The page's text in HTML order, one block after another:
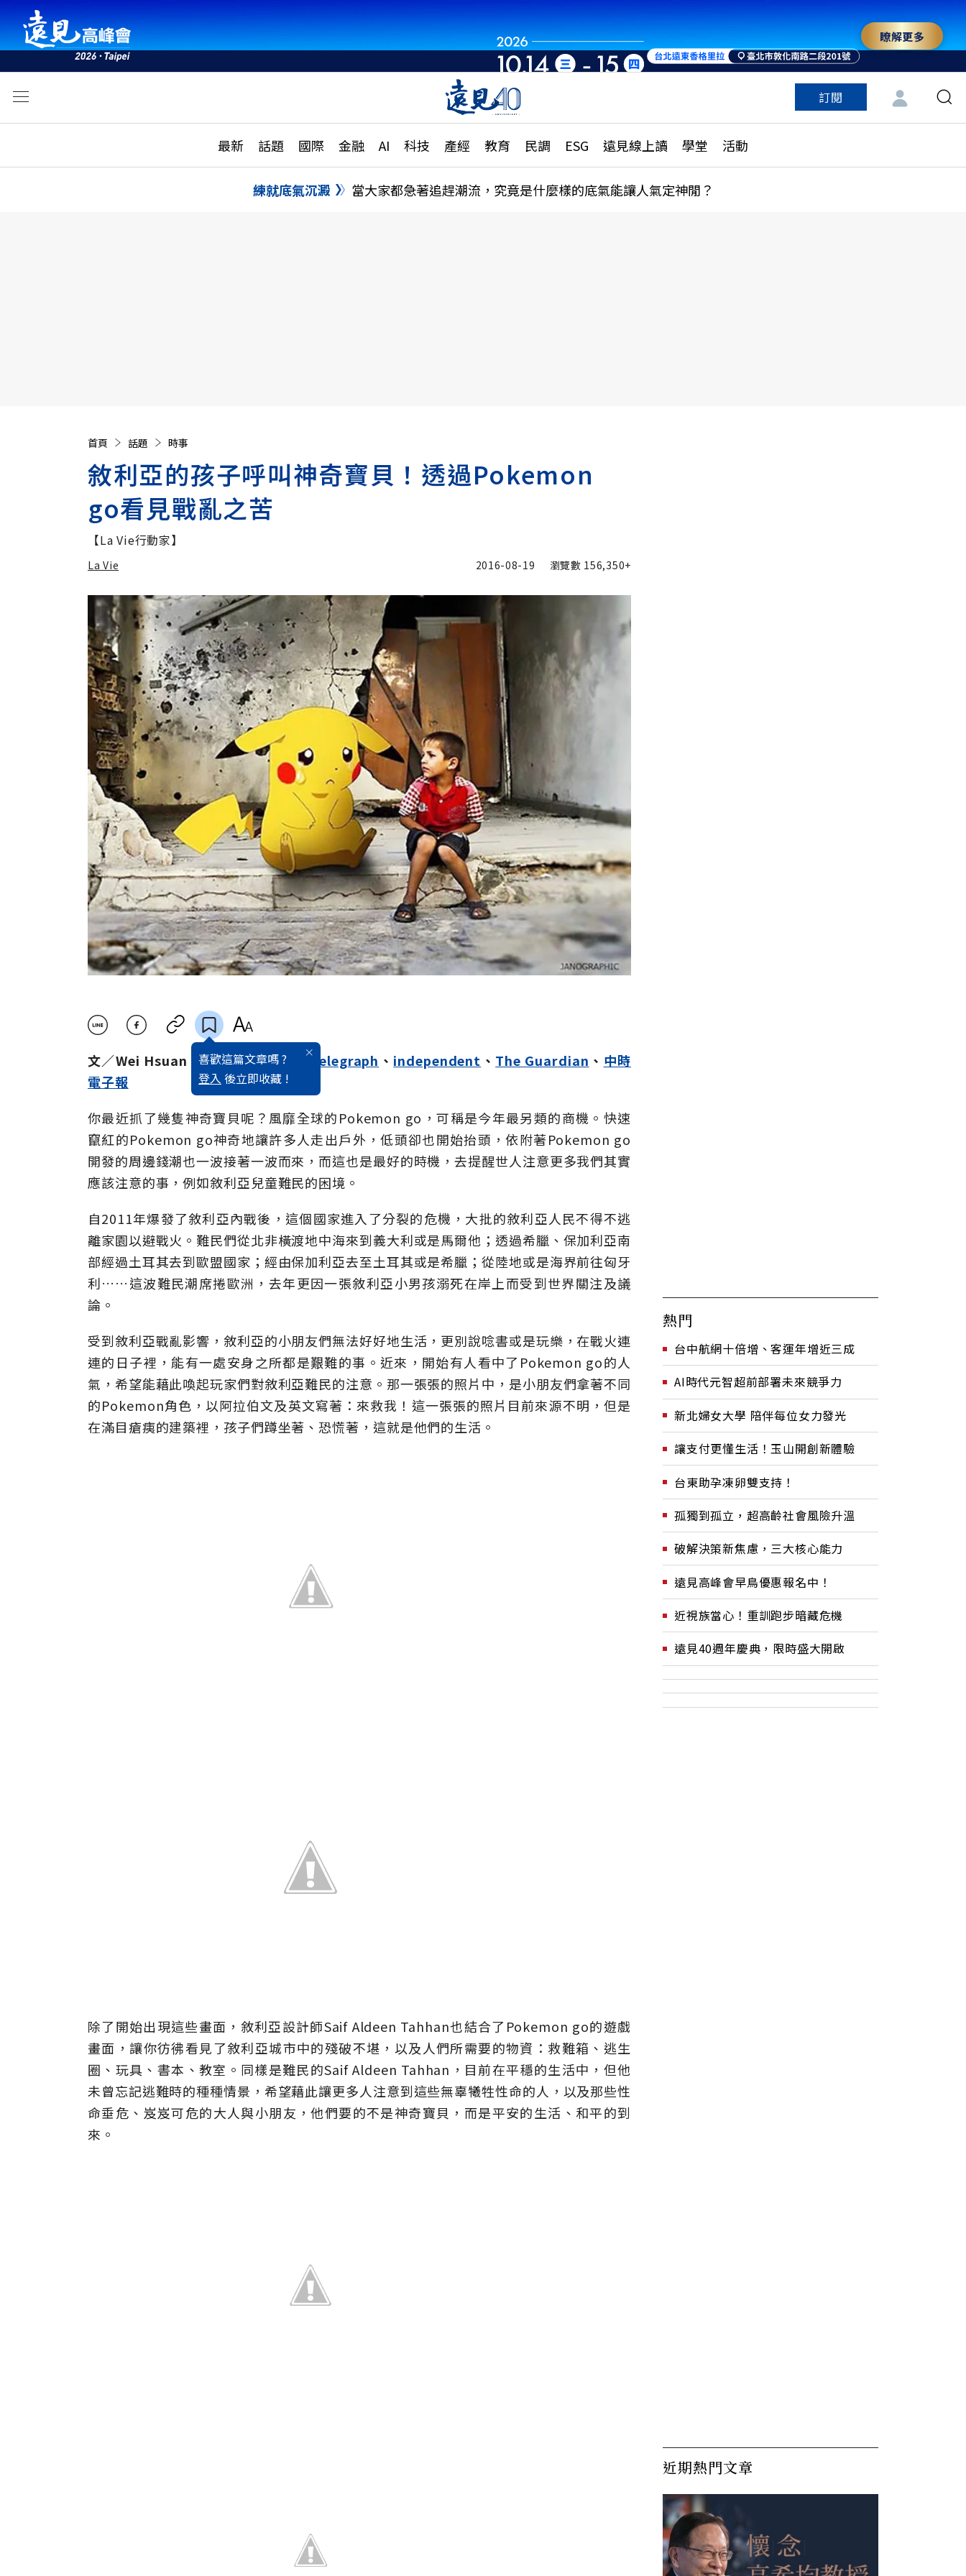
瞭解更多
訂閱
最新 話題 國際 金融 AI 科技 產經 教育 民調 ESG 遠見線上讀 學堂 活動
活動
話題
國際
特輯
大學升學、職涯攻略
縣市施政調查全解析
民調
更多訂閱方案
特色頻道
練就底氣沉澱 當大家都急著追趕潮流，究竟是什麼樣的底氣能讓人氣定神閒？
首頁 話題 時事
敘利亞的孩子呼叫神奇寶貝！透過Pokemon
go看見戰亂之苦
【La Vie行動家】
La Vie
La Vie 加入追蹤
2016-08-19 瀏覽數 156,350+
喜歡這篇文章嗎 ?
登入 後立即收藏 !
文／Wei Hsuan Hsu；via／CNN 、Telegraph 、 independent 、 The Guardian 、 中時
電子報
你最近抓了幾隻神奇寶貝呢？風靡全球的Pokemon go，可稱是今年最另類的商機。快速
竄紅的Pokemon go神奇地讓許多人走出戶外，低頭卻也開始抬頭，依附著Pokemon go
開發的周邊錢潮也一波接著一波而來，而這也是最好的時機，去提醒世人注意更多我們其實
應該注意的事，例如敘利亞兒童難民的困境。
自2011年爆發了敘利亞內戰後，這個國家進入了分裂的危機，大批的敘利亞人民不得不逃
離家園以避戰火。難民們從北非橫渡地中海來到義大利或是馬爾他；透過希臘、保加利亞南
部經過土耳其去到歐盟國家；經由保加利亞去至土耳其或是希臘；從陸地或是海界前往匈牙
利……這波難民潮席捲歐洲，去年更因一張敘利亞小男孩溺死在岸上而受到世界關注及議
論。
受到敘利亞戰亂影響，敘利亞的小朋友們無法好好地生活，更別說唸書或是玩樂，在戰火連
連的日子裡，能有一處安身之所都是艱難的事。近來，開始有人看中了Pokemon go的人
氣，希望能藉此喚起玩家們對敘利亞難民的注意。那一張張的照片中，是小朋友們拿著不同
的Pokemon角色，以阿拉伯文及英文寫著：來救我！這一張張的照片目前來源不明，但是
在滿目瘡痍的建築裡，孩子們蹲坐著、恐慌著，這就是他們的生活。
除了開始出現這些畫面，敘利亞設計師Saif Aldeen Tahhan也結合了Pokemon go的遊戲
畫面，讓你彷彿看見了敘利亞城市中的殘破不堪，以及人們所需要的物資：救難箱、逃生
圈、玩具、書本、教室。同樣是難民的Saif Aldeen Tahhan，目前在平穩的生活中，但他
未曾忘記逃難時的種種情景，希望藉此讓更多人注意到這些無辜犧牲性命的人，以及那些性
命垂危、岌岌可危的大人與小朋友，他們要的不是神奇寶貝，而是平安的生活、和平的到
來。
熱門
台中航網十倍增、客運年增近三成
AI時代元智超前部署未來競爭力
新北婦女大學 陪伴每位女力發光
讓支付更懂生活！玉山開創新體驗
台東助孕凍卵雙支持！
孤獨到孤立，超高齡社會風險升溫
破解決策新焦慮，三大核心能力
遠見高峰會早鳥優惠報名中！
近視族當心！重訓跑步暗藏危機
遠見40週年慶典，限時盛大開啟
近期熱門文章